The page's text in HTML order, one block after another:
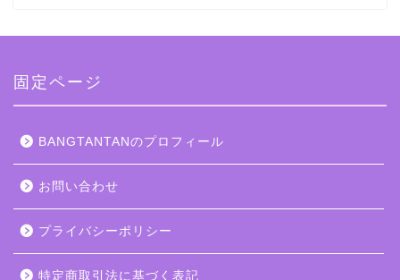
固定ページ
BANGTANTANのプロフィール
お問い合わせ
プライバシーポリシー
特定商取引法に基づく表記